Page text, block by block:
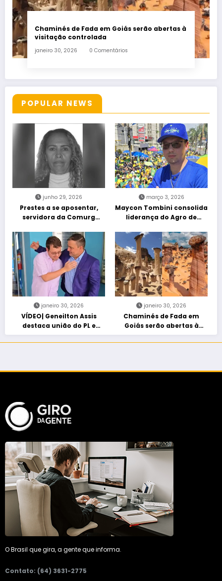
Chaminés de Fada em Goiás serão abertas à
visitação controlada
janeiro 30, 2026 0 Comentários
POPULAR NEWS
junho 29, 2026
Prestes a se aposentar,
servidora da Comurg
entra em protocolo de
morte encefálica
março 3, 2026
Maycon Tombini consolida
liderança do Agro de
“Acorda Brasil” em Goiânia
janeiro 30, 2026
VÍDEO| Geneilton Assis
destaca união do PL e
consolidação de apoio a
Maycon Tombini em Jataí
janeiro 30, 2026
Chaminés de Fada em
Goiás serão abertas à
visitação controlada
O Brasil que gira, a gente que informa.
Contato: (64) 3631-2775